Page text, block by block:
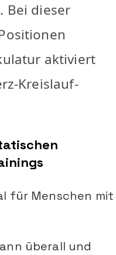
Bei dieser
aktiviert
Kreislauf-
für Menschen mit
überall und